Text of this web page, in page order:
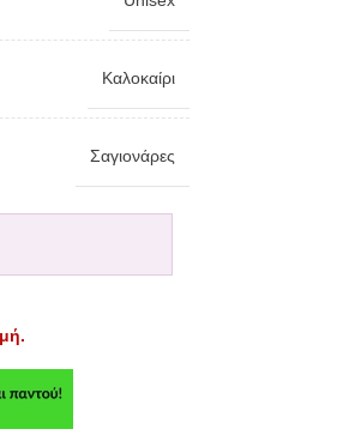
Καλοκαίρι
Σαγιονάρες